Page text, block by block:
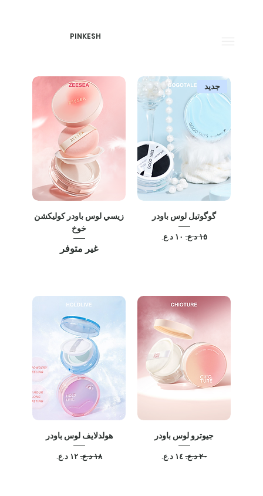
PINKESH
جديد
گوگوتيل لوس باودر
سعر عادي‏١٥ د.ع.‏ سعر البيع
زيسي لوس باودر کوليکشن
خوخ
غير متوفر
جيوترو لوس باودر
سعر عادي‏٢٠ د.ع.‏ سعر البيع‏١٤ د.ع.‏
هولدلايف لوس باودر
سعر عادي‏١٨ د.ع.‏ سعر البيع‏١٢ د.ع.‏